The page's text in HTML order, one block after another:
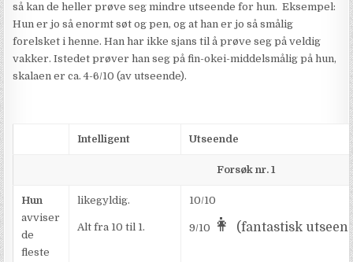
så kan de heller prøve seg mindre utseende for hun. Eksempel:
Hun er jo så enormt søt og pen, og at han er jo så smålig
forelsket i henne. Han har ikke sjans til å prøve seg på veldig
vakker. Istedet prøver han seg på fin-okei-middelsmålig på hun,
skalaen er ca. 4-6/10 (av utseende).
Intelligent Utseende
Forsøk nr. 1
Hun
avviser
de
fleste
likegyldig.
Alt fra 10 til 1.
10/10
9/10 👩 (fantastisk